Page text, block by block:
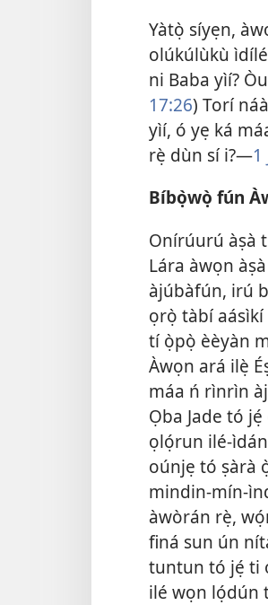
Yàtọ̀ síyẹn,
olúkúlùkù
ni Baba yìí?
17:26) Torí
yìí, ó yẹ ká
rẹ̀ dùn sí i?—
Bíbọ̀wọ̀ fún
Onírúurú àṣà
Lára àwọn
àjúbàfún, irú
ọrọ̀ tàbí
tí ọ̀pọ̀ èèyàn
Àwọn ará ilẹ̀
máa ń rìnrìn
Ọba Jade tó
ọlọ́run ilé-
oúnjẹ tó ṣàrà
mindin-mín-
àwòrán rẹ̀,
finá sun ún
tuntun tó jẹ́ ti
ilé wọn lọ́dún